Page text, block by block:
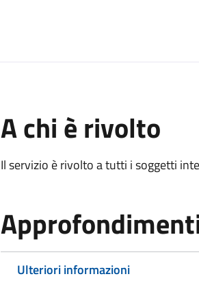
A chi è rivolto
Il servizio è rivolto a tutti i soggetti
Ulteriori informazioni